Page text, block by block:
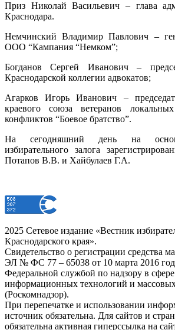
Приз Николай Васильевич – глава
Краснодара.
Немчинский Владимир Павлович –
ООО “Кампания “Немком”;
Богданов Сергей Иванович –
Краснодарской коллегии адвокатов;
Агарков Игорь Иванович –
краевого союза ветеранов
конфликтов “Боевое братство”.
На сегодняшний день на
избирательного залога
Потапов В.В. и Хайбулаев Г.А.
2025 Сетевое издание «Вестник
Краснодарского края».
Свидетельство о регистрации средства
ЭЛ № ФС 77 – 65038 от 10 марта 2016
Федеральной службой по надзору в сфере
информационных технологий и
(Роскомнадзор).
При перепечатке и использовании
источник обязательна. Для сайтов и
обязательна активная гиперссылка на